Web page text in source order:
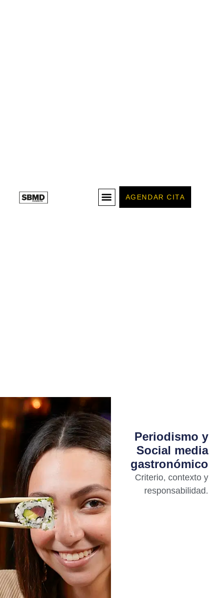
AGENDAR CITA
Periodismo y
Social media
gastronómico
Criterio, contexto y
responsabilidad.